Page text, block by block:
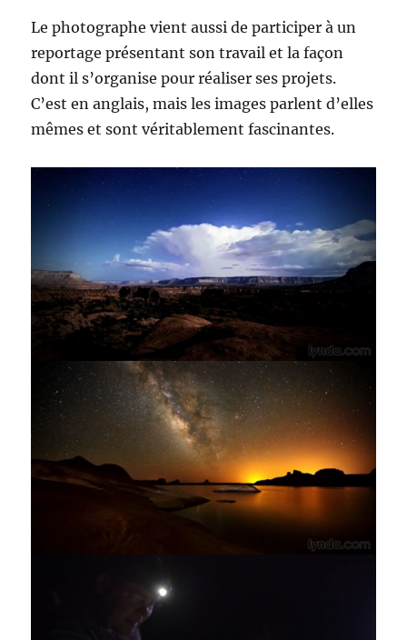
Le photographe vient aussi de participer à un
reportage présentant son travail et la façon
dont il s’organise pour réaliser ses projets.
C’est en anglais, mais les images parlent d’elles
mêmes et sont véritablement fascinantes.